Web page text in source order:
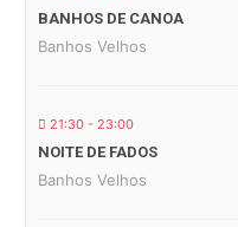
BANHOS DE CANOA
Banhos Velhos
21:30 - 23:00
NOITE DE FADOS
Banhos Velhos